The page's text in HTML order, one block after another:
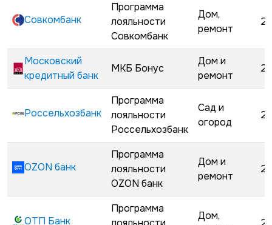
Совкомбанк
Программа
лояльности
Совкомбанк
Дом,
ремонт
Московский
кредитный банк
МКБ Бонус
Дом и
ремонт
Россельхозбанк
Программа
лояльности
Россельхозбанк
Сад и
огород
OZON банк
Программа
лояльности
OZON банк
Дом и
ремонт
ОТП Банк
Программа
Дом,